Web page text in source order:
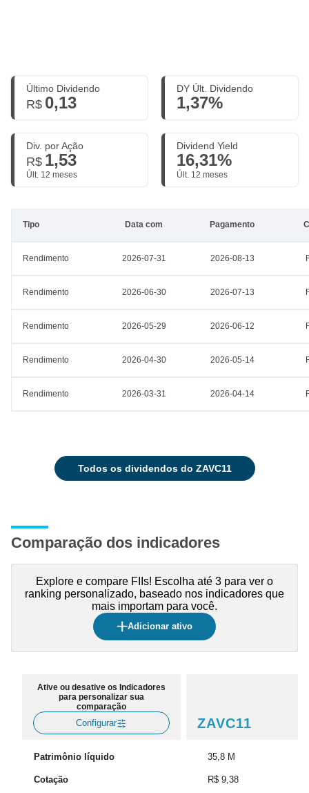
Último Dividendo
R$ 0,13
DY Últ. Dividendo
1,37%
Div. por Ação
R$ 1,53
Últ. 12 meses
Dividend Yield
16,31%
Últ. 12 meses
Tipo Data com Pagamento
Rendimento 2026-07-31 2026-08-13
Rendimento 2026-06-30 2026-07-13
Rendimento 2026-05-29 2026-06-12
Rendimento 2026-04-30 2026-05-14
Rendimento 2026-03-31 2026-04-14
todos os dividendos do ZAVC11
Comparação dos indicadores
Explore e compare FIIs! Escolha até 3 para ver o
ranking personalizado, baseado nos indicadores que
mais importam para você.
Adicionar ativo
Ative ou desative os Indicadores
para personalizar sua
comparação
Configurar
Patrimônio líquido
Cotação
ZAVC11
35,8 M
R$ 9,38